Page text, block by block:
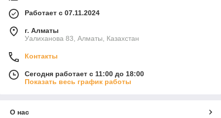
Работает с 07.11.2024
г. Алматы
Уалиханова 83, Алматы, Казахстан
Контакты
Сегодня работает с 11:00 до 18:00
Показать весь график работы
О нас